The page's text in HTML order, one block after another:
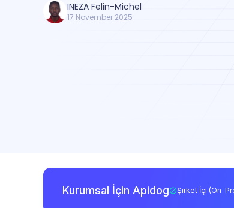
INEZA Felin-Michel
17 November 2025
Kurumsal İçin Apidog Şirket İçi (On-